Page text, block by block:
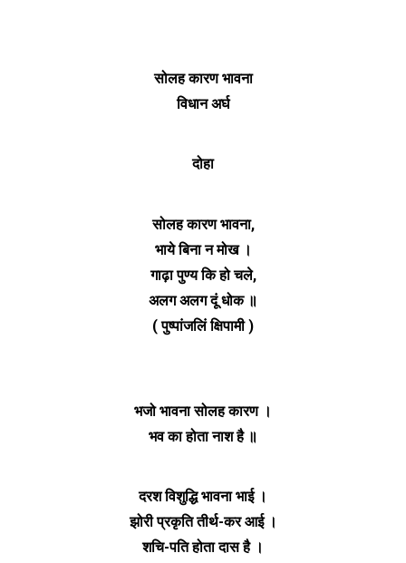
सोलह कारण भावना
विधान अर्घ
दोहा
सोलह कारण भावना,
भाये बिना न मोख ।
गाढ़ा पुण्य कि हो चले,
अलग अलग दूं धोक ॥
( पुष्पांजलिं क्षिपामी )
भजो भावना सोलह कारण ।
भव का होता नाश है ॥
दरश विशुद्धि भावना भाई ।
झोरी प्रकृति तीर्थ-कर आई ।
शचि-पति होता दास है ।